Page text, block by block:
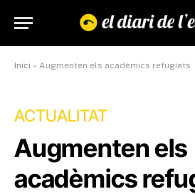
Inici » Augmenten els acadèmics refugiats
ACTUALITAT
Augmenten els
acadèmics